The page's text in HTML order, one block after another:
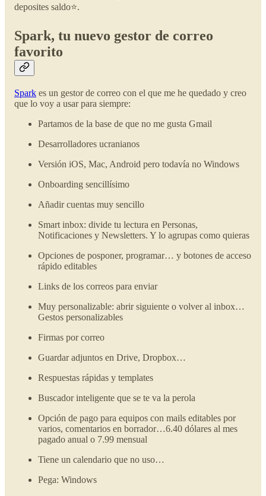
deposites saldo⭐️.
Spark, tu nuevo gestor de correo
favorito
Spark es un gestor de correo con el que me he quedado y creo
que lo voy a usar para siempre:
Partamos de la base de que no me gusta Gmail
Desarrolladores ucranianos
Versión iOS, Mac, Android pero todavía no Windows
Onboarding sencillísimo
Añadir cuentas muy sencillo
Smart inbox: divide tu lectura en Personas,
Notificaciones y Newsletters. Y lo agrupas como quieras
Opciones de posponer, programar… y botones de acceso
rápido editables
Links de los correos para enviar
Muy personalizable: abrir siguiente o volver al inbox…
Gestos personalizables
Firmas por correo
Guardar adjuntos en Drive, Dropbox…
Respuestas rápidas y templates
Buscador inteligente que se te va la perola
Opción de pago para equipos con mails editables por
varios, comentarios en borrador…6.40 dólares al mes
pagado anual o 7.99 mensual
Tiene un calendario que no uso…
Pega: Windows